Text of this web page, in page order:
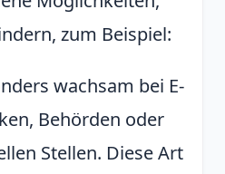
zum Beispiel:
wachsam bei E-
Behörden oder
Stellen. Diese Art